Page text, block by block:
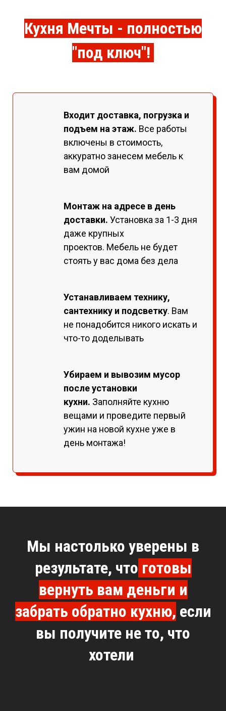
Кухня Мечты - полностью
"под ключ"!
Входит доставка, погрузка и
подъем на этаж. Все работы
включены в стоимость,
аккуратно занесем мебель к
вам домой
Монтаж на адресе в день
доставки. Установка за 1-3 дня
даже крупных
проектов. Мебель не будет
стоять у вас дома без дела
Устанавливаем технику,
сантехнику и подсветку. Вам
не понадобится никого искать и
что-то доделывать
Убираем и вывозим мусор
после установки
кухни. Заполняйте кухню
вещами и проведите первый
ужин на новой кухне уже в
день монтажа!
Мы настолько уверены в
результате, что готовы
вернуть вам деньги и
забрать обратно кухню, если
вы получите не то, что
хотели